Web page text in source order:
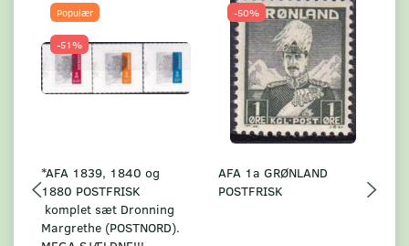
Populær
-51%
*AFA 1839, 1840 og
1880 POSTFRISK
komplet sæt Dronning
Margrethe (POSTNORD).
-50%
AFA 1a GRØNLAND
POSTFRISK